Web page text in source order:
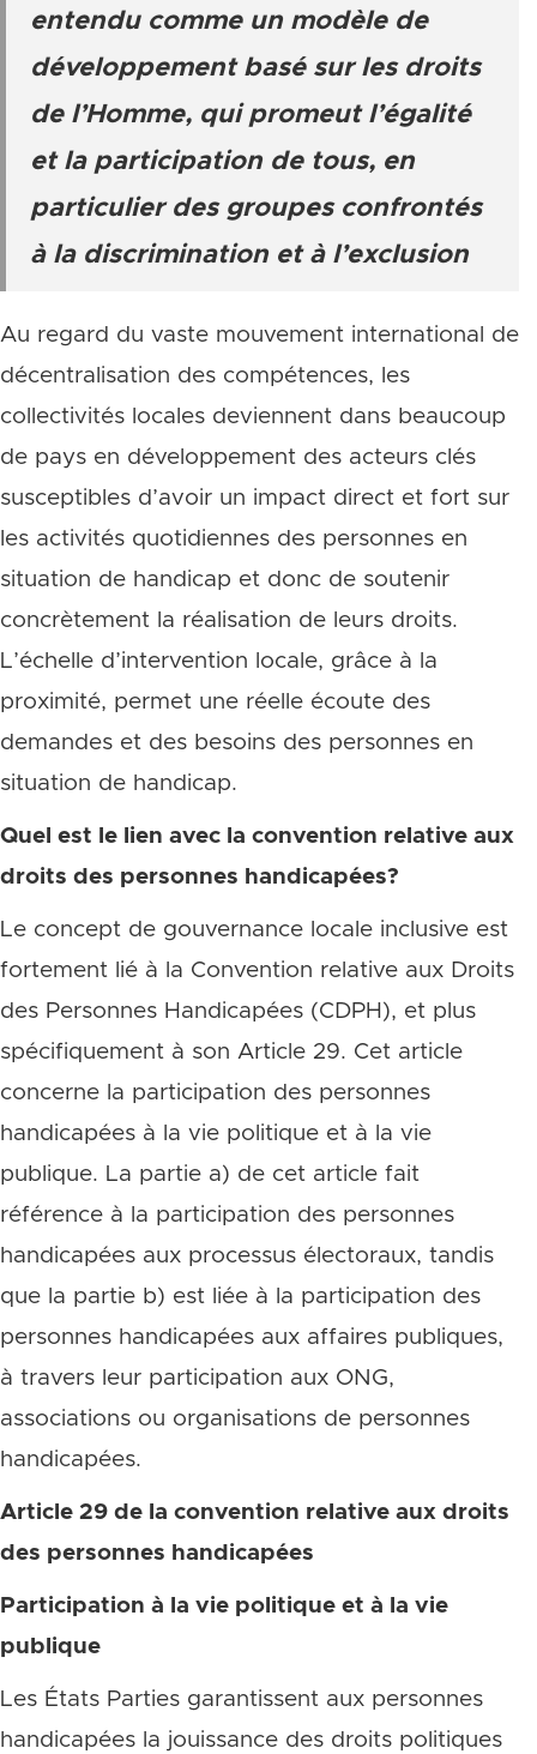
entendu comme un modèle de
développement basé sur les droits
de l’Homme, qui promeut l’égalité
et la participation de tous, en
particulier des groupes confrontés
à la discrimination et à l’exclusion
Au regard du vaste mouvement international de
décentralisation des compétences, les
collectivités locales deviennent dans beaucoup
de pays en développement des acteurs clés
susceptibles d’avoir un impact direct et fort sur
les activités quotidiennes des personnes en
situation de handicap et donc de soutenir
concrètement la réalisation de leurs droits.
L’échelle d’intervention locale, grâce à la
proximité, permet une réelle écoute des
demandes et des besoins des personnes en
situation de handicap.
Quel est le lien avec la convention relative aux
droits des personnes handicapées?
Le concept de gouvernance locale inclusive est
fortement lié à la Convention relative aux Droits
des Personnes Handicapées (CDPH), et plus
spécifiquement à son Article 29. Cet article
concerne la participation des personnes
handicapées à la vie politique et à la vie
publique. La partie a) de cet article fait
référence à la participation des personnes
handicapées aux processus électoraux, tandis
que la partie b) est liée à la participation des
personnes handicapées aux affaires publiques,
à travers leur participation aux ONG,
associations ou organisations de personnes
handicapées.
Article 29 de la convention relative aux droits
des personnes handicapées
Participation à la vie politique et à la vie
publique
Les États Parties garantissent aux personnes
handicapées la jouissance des droits politiques